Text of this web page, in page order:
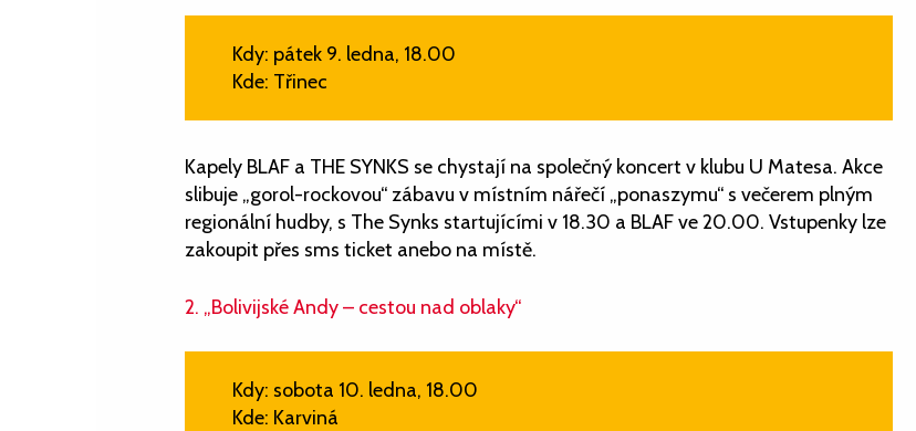
Kdy: pátek 9. ledna, 18.00
Kde: Třinec
Kapely BLAF a THE SYNKS se chystají na společný koncert v klubu U Matesa. Akce
slibuje „gorol-rockovou“ zábavu v místním nářečí „ponaszymu“ s večerem plným
regionální hudby, s The Synks startujícími v 18.30 a BLAF ve 20.00. Vstupenky lze
zakoupit přes sms ticket anebo na místě.
2. „Bolivijské Andy – cestou nad oblaky“
Kdy: sobota 10. ledna, 18.00
Kde: Karviná